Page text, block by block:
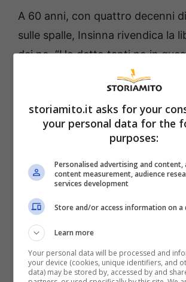
A 60 anni, con quattro decenni
sulle spalle, Insinna rivendica la
dei no. “Ho detto tanti no in
programmi celebri perché
essere adatto”, ammette,
una filosofia maturata nel tempo.
storiamito.it asks for your
your personal data for the
purposes:
Personalised advertising and content,
content measurement, audience
services development
Store and/or access information on a
Learn more
Your personal data will be processed and
your device (cookies, unique identifiers, and
data) may be stored by, accessed by and